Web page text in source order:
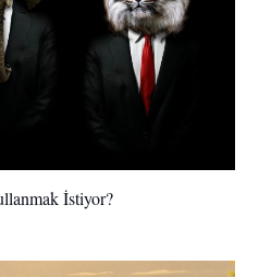
İstiyor?